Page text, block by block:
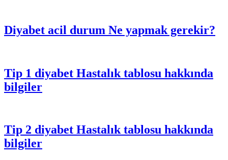
Diyabet acil durum Ne yapmak gerekir?
Tip 1 diyabet Hastalık tablosu hakkında
bilgiler
Tip 2 diyabet Hastalık tablosu hakkında
bilgiler